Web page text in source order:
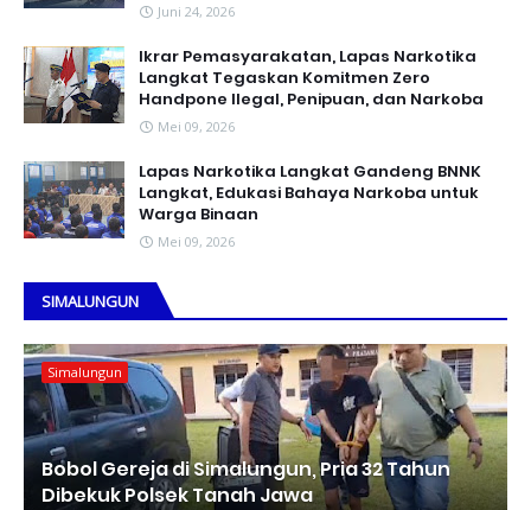
Juni 24, 2026
Ikrar Pemasyarakatan, Lapas Narkotika
Langkat Tegaskan Komitmen Zero
Handpone llegal, Penipuan, dan Narkoba
Mei 09, 2026
Lapas Narkotika Langkat Gandeng BNNK
Langkat, Edukasi Bahaya Narkoba untuk
Warga Binaan
Mei 09, 2026
SIMALUNGUN
Simalungun
Bobol Gereja di Simalungun, Pria 32 Tahun
Dibekuk Polsek Tanah Jawa